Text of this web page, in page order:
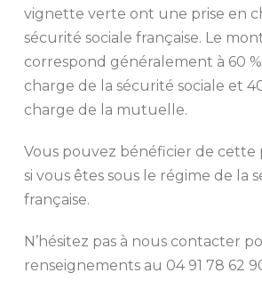
vignette verte ont une prise en
sécurité sociale française. Le
correspond généralement à 60
charge de la sécurité sociale et
charge de la mutuelle.
Vous pouvez bénéficier de cette
si vous êtes sous le régime de la
française.
N’hésitez pas à nous contacter
renseignements au 04 91 78 62